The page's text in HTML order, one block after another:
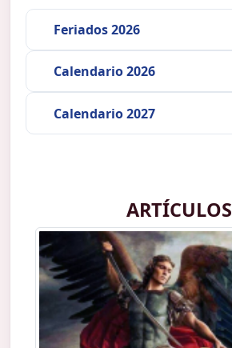
Feriados 2026
Calendario 2026
Calendario 2027
ARTÍCULOS